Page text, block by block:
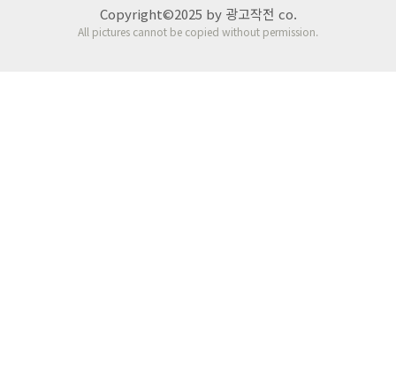
Copyright©2025 by 광고작전 co.
All pictures cannot be copied without permission.